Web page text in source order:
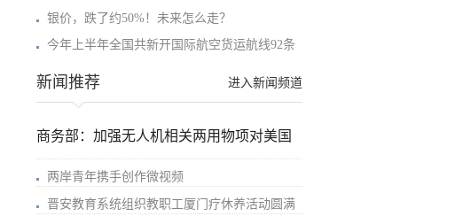
银价，跌了约50%！未来怎么走？
今年上半年全国共新开国际航空货运航线92条
进入新闻频道
新闻推荐
商务部：加强无人机相关两用物项对美国
两岸青年携手创作微视频
晋安教育系统组织教职工厦门疗休养活动圆满